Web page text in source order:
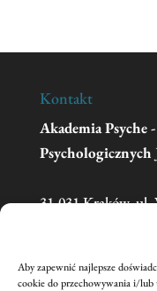
Aby zapewnić najlepsze
cookie do przechowywania i/lub
Kontakt
Akademia Psyche
Psychologicznych
31-031 Kraków, ul.
Telefon:606 681